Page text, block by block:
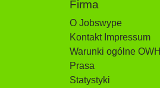
Firma
O Jobswype
Kontakt Impressum
Warunki ogólne OWH
Prasa
Statystyki